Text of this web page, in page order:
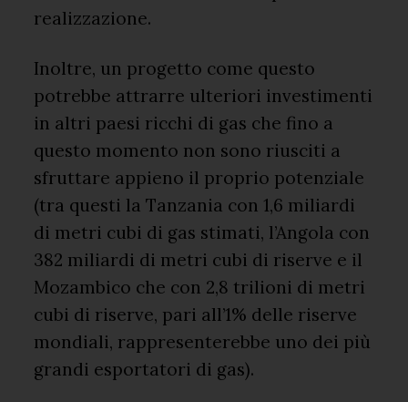
realizzazione.
Inoltre, un progetto come questo
potrebbe attrarre ulteriori investimenti
in altri paesi ricchi di gas che fino a
questo momento non sono riusciti a
sfruttare appieno il proprio potenziale
(tra questi la Tanzania con 1,6 miliardi
di metri cubi di gas stimati, l’Angola con
382 miliardi di metri cubi di riserve e il
Mozambico che con 2,8 trilioni di metri
cubi di riserve, pari all’1% delle riserve
mondiali, rappresenterebbe uno dei più
grandi esportatori di gas).